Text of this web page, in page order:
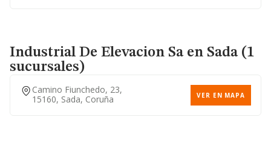
Industrial De Elevacion Saen Sada (1
sucursales)
Camino Fiunchedo, 23,
15160, Sada, Coruña
VER EN MAPA